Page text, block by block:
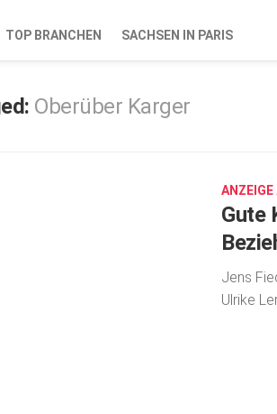
TOP BRANCHEN SACHSEN IN PARIS
Oberüber Karger
ANZEIGE
Gute
Jens
Ulrike